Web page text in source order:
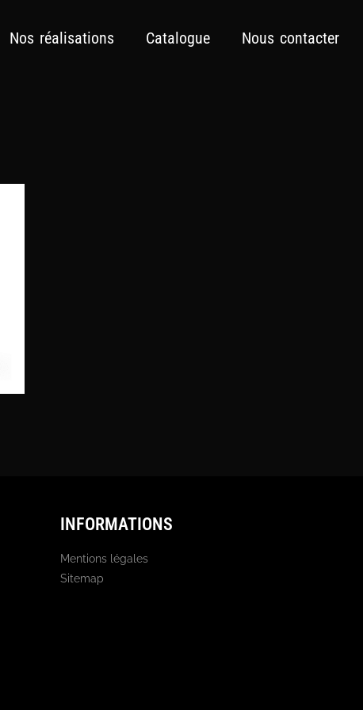
Nos réalisations Catalogue Nous contacter
INFORMATIONS
Mentions légales
Sitemap